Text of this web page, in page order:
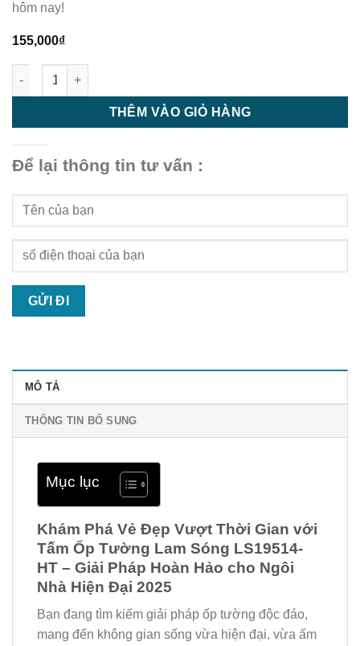
hôm nay!
155,000₫
Tấm ốp tường lam sóng LS19514-HT- Tấm ốp tường | Tấm ốp
THÊM VÀO GIỎ HÀNG
Để lại thông tin tư vấn :
MÔ TẢ
THÔNG TIN BỔ SUNG
Mục lục
Khám Phá Vẻ Đẹp Vượt Thời Gian với
Tấm Ốp Tường Lam Sóng LS19514-
HT – Giải Pháp Hoàn Hảo cho Ngôi
Nhà Hiện Đại 2025
Bạn đang tìm kiếm giải pháp ốp tường độc đáo,
mang đến không gian sống vừa hiện đại, vừa ấm